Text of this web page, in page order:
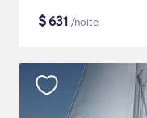
$631 /noite